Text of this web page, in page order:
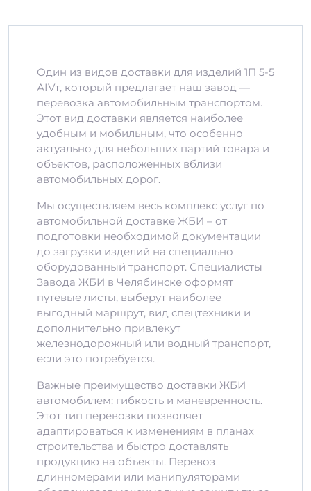
Один из видов доставки для изделий 1П 5-5
АIVт, который предлагает наш завод —
перевозка автомобильным транспортом.
Этот вид доставки является наиболее
удобным и мобильным, что особенно
актуально для небольших партий товара и
объектов, расположенных вблизи
автомобильных дорог.
Мы осуществляем весь комплекс услуг по
автомобильной доставке ЖБИ – от
подготовки необходимой документации
до загрузки изделий на специально
оборудованный транспорт. Специалисты
Завода ЖБИ в Челябинске оформят
путевые листы, выберут наиболее
выгодный маршрут, вид спецтехники и
дополнительно привлекут
железнодорожный или водный транспорт,
если это потребуется.
Важные преимущество доставки ЖБИ
автомобилем: гибкость и маневренность.
Этот тип перевозки позволяет
адаптироваться к изменениям в планах
строительства и быстро доставлять
продукцию на объекты. Перевоз
длинномерами или манипуляторами